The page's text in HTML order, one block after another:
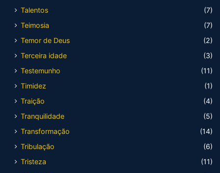
Talentos
(7)
Teimosia
(7)
Temor de Deus
(2)
Terceira idade
(3)
Testemunho
(11)
Timidez
(1)
Traição
(4)
Tranquilidade
(5)
Transformação
(14)
Tribulação
(6)
Tristeza
(11)